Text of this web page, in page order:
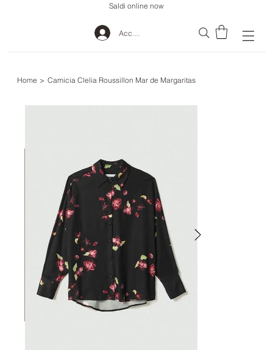
Saldi online now
Accedi
Home > Camicia Clelia Roussillon Mar de Margaritas